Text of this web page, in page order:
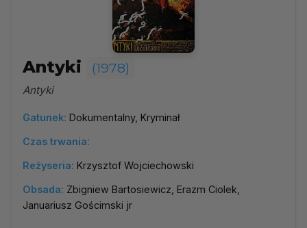
Antyki (1978)
Antyki
Gatunek: Dokumentalny, Kryminał
Czas trwania:
Reżyseria: Krzysztof Wojciechowski
Obsada: Zbigniew Bartosiewicz, Erazm Ciolek,
Januariusz Gościmski jr